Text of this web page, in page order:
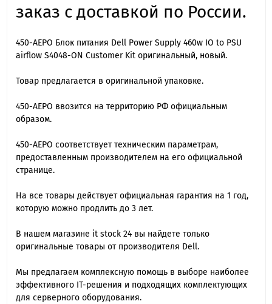
заказ с доставкой по России.
450-AEPO Блок питания Dell Power Supply 460w IO to PSU
airflow S4048-ON Customer Kit оригинальный, новый.
Товар предлагается в оригинальной упаковке.
450-AEPO ввозится на территорию РФ официальным
образом.
450-AEPO cоответствует техническим параметрам,
предоставленным производителем на его официальной
странице.
На все товары действует официальная гарантия на 1 год,
которую можно продлить до 3 лет.
В нашем магазине it stock 24 вы найдете только
оригинальные товары от производителя Dell.
Мы предлагаем комплексную помощь в выборе наиболее
эффективного IT-решения и подходящих комплектующих
для серверного оборудования.